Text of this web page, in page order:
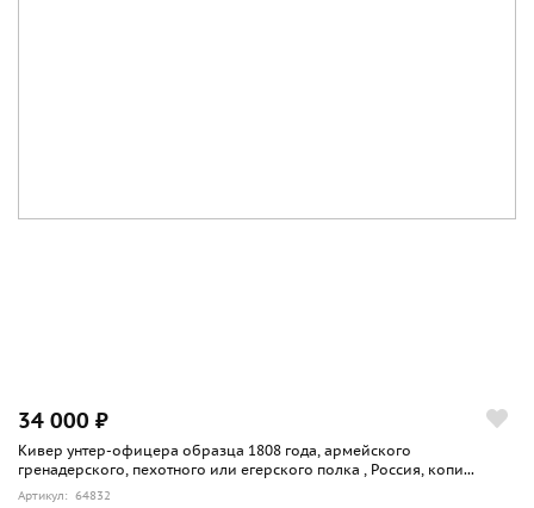
34 000 ₽
Кивер унтер-офицера образца 1808 года, армейского
гренадерского, пехотного или егерского полка , Россия, копи...
Артикул: 64832